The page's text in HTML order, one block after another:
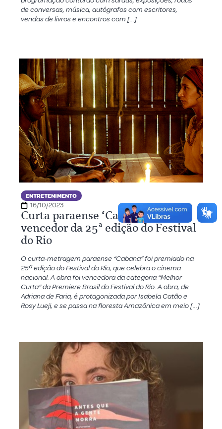
de conversas, música, autógrafos com escritores,
vendas de livros e encontros com […]
ENTRETENIMENTO
16/10/2023
Curta paraense ‘Cabana’ é
vencedor da 25ª edição do Festival
do Rio
O curta-metragem paraense “Cabana” foi premiado na
25ª edição do Festival do Rio, que celebra o cinema
nacional. A obra foi vencedora da categoria “Melhor
Curta” da Premiere Brasil do Festival do Rio. A obra, de
Adriana de Faria, é protagonizada por Isabela Catão e
Rosy Lueji, e se passa na floresta Amazônica em meio […]